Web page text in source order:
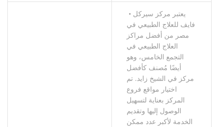
• يعتبر مركز سيركل
فايف للعلاج الطبيعي في
مصر من أفضل مراكز
العلاج الطبيعي في
التجمع الخامس، وهو
أيضًا مُصنف كأفضل
مركز في الشيخ زايد. تم
اختيار مواقع فروع
المركز بعناية لتسهيل
الوصول إليها وتقديم
الخدمة لأكبر عدد ممكن